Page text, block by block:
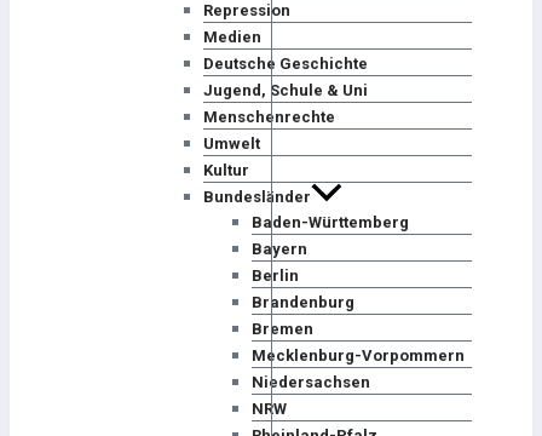
Repression
Medien
Deutsche Geschichte
Jugend, Schule & Uni
Menschenrechte
Umwelt
Kultur
Bundesländer
Baden-Württemberg
Bayern
Berlin
Brandenburg
Bremen
Mecklenburg-Vorpommern
Niedersachsen
NRW